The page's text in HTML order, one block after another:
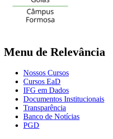
Menu de Relevância
Nossos Cursos
Cursos EaD
IFG em Dados
Documentos Institucionais
Transparência
Banco de Notícias
PGD